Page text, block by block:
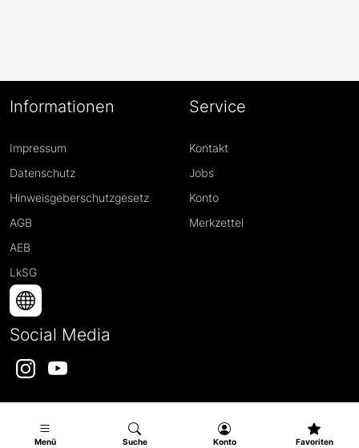
Menü Suche Konto Favoriten
Informationen
Impressum
Datenschutz
Hinweisgeberschutzgesetz
AGB
AEB
LkSG
Service
Kontakt
Jobs
Konto
Merkzettel
Social Media
InstagramYouTube